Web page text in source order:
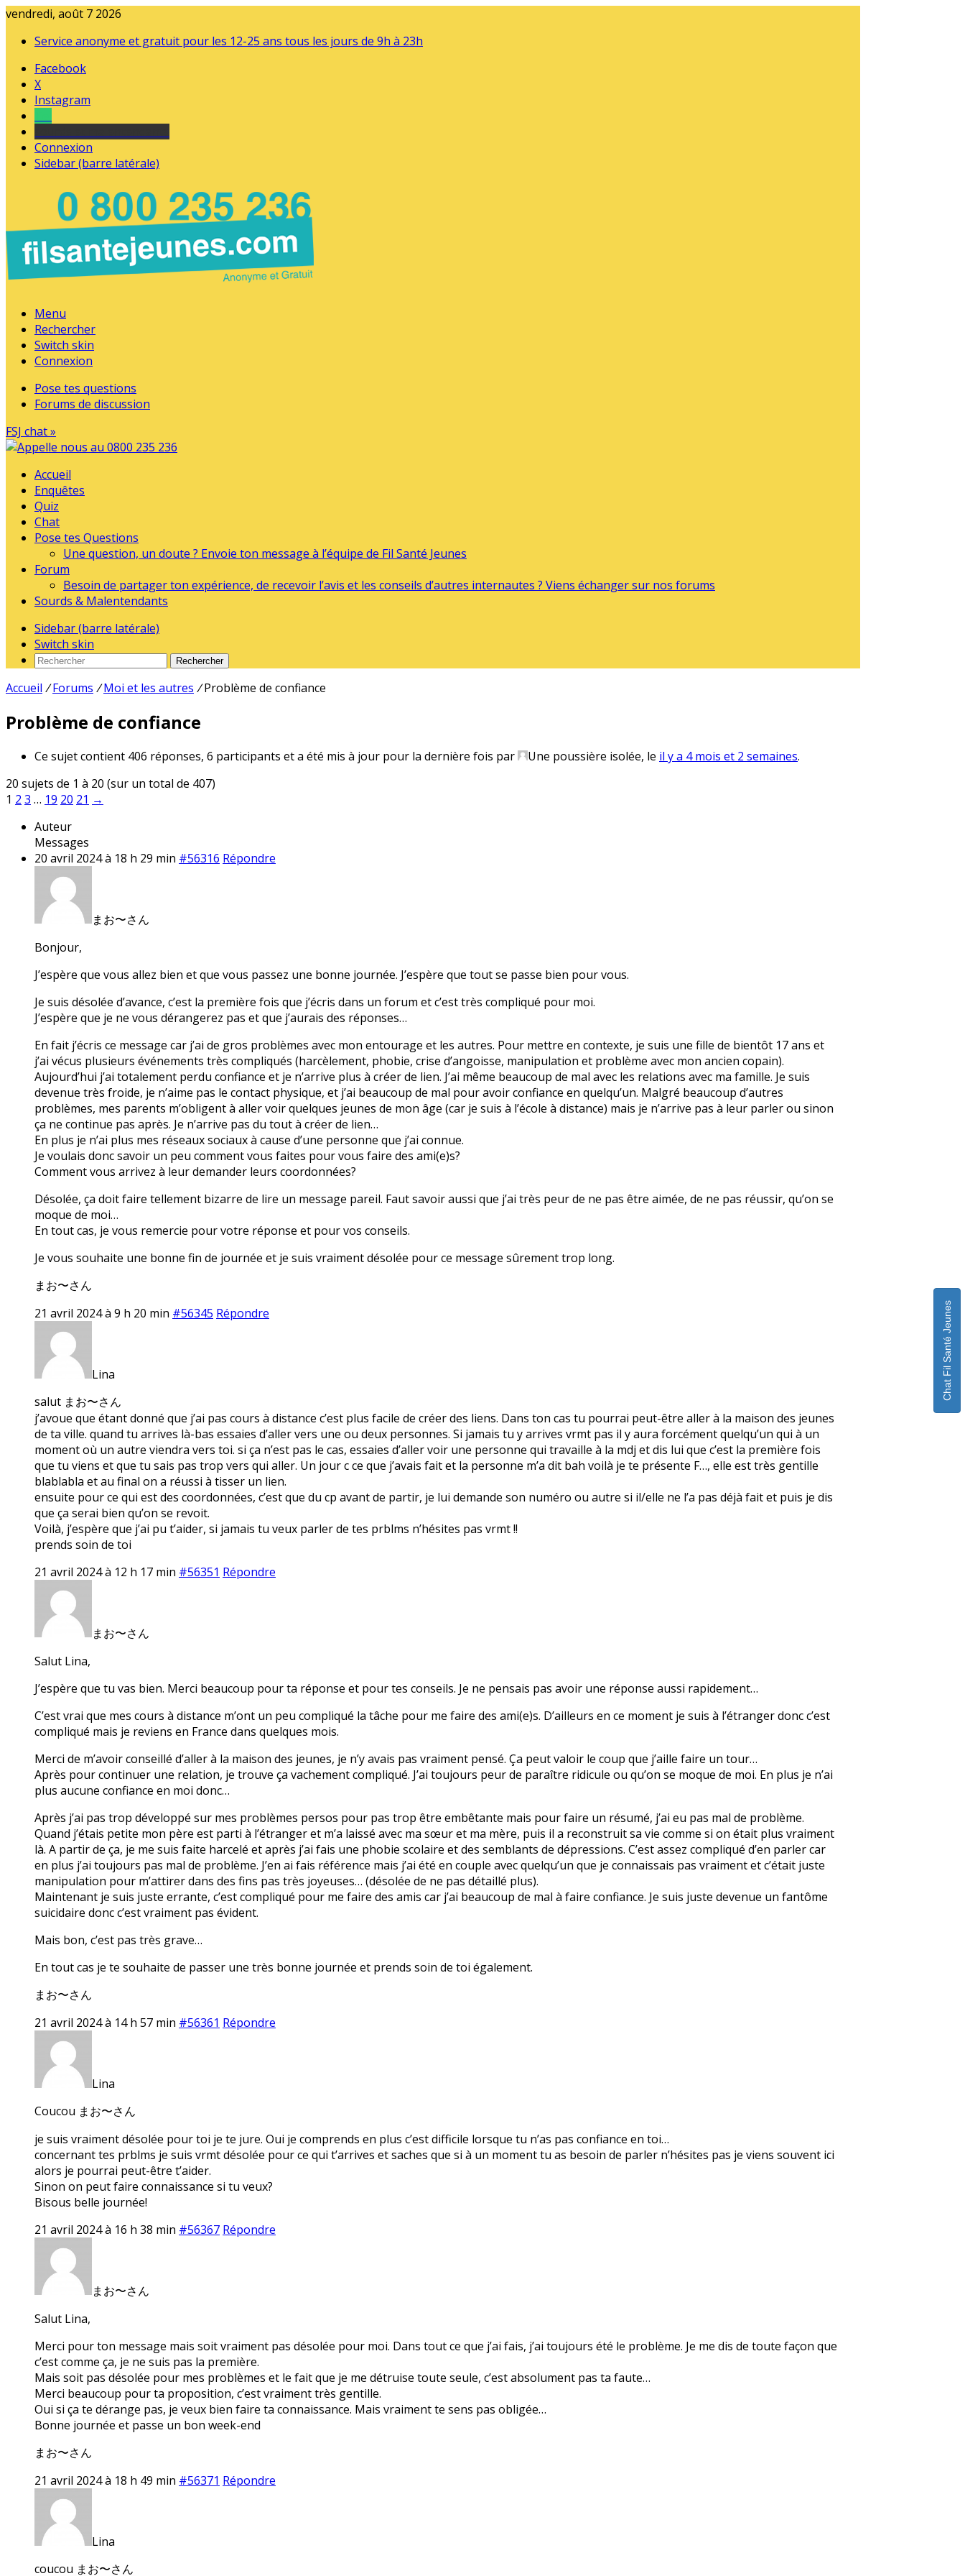
vendredi, août 7 2026
Service anonyme et gratuit pour les 12-25 ans tous les jours de 9h à 23h
Facebook
X
Instagram
Connexion
Sidebar (barre latérale)
Menu
Rechercher
Switch skin
Connexion
Pose tes questions
Forums de discussion
FSJ chat »
Accueil
Enquêtes
Quiz
Chat
Pose tes Questions
Une question, un doute ? Envoie ton message à l’équipe de Fil Santé Jeunes
Forum
Besoin de partager ton expérience, de recevoir l’avis et les conseils d’autres internautes ? Viens échanger sur nos forums
Sourds & Malentendants
Sidebar (barre latérale)
Switch skin
Rechercher
Accueil / Forums / Moi et les autres / Problème de confiance
Problème de confiance
Ce sujet contient 406 réponses, 6 participants et a été mis à jour pour la dernière fois par Une poussière isolée, le il y a 4 mois et 2 semaines.
20 sujets de 1 à 20 (sur un total de 407)
1 2 3 … 19 20 21 →
Auteur
Messages
20 avril 2024 à 18 h 29 min #56316 Répondre
まお〜さん
Bonjour,
J’espère que vous allez bien et que vous passez une bonne journée. J’espère que tout se passe bien pour vous.
Je suis désolée d’avance, c’est la première fois que j’écris dans un forum et c’est très compliqué pour moi.
J’espère que je ne vous dérangerez pas et que j’aurais des réponses…
En fait j’écris ce message car j’ai de gros problèmes avec mon entourage et les autres. Pour mettre en contexte, je suis une fille de bientôt 17 ans et
j’ai vécus plusieurs événements très compliqués (harcèlement, phobie, crise d’angoisse, manipulation et problème avec mon ancien copain).
Aujourd’hui j’ai totalement perdu confiance et je n’arrive plus à créer de lien. J’ai même beaucoup de mal avec les relations avec ma famille. Je suis
devenue très froide, je n’aime pas le contact physique, et j’ai beaucoup de mal pour avoir confiance en quelqu’un. Malgré beaucoup d’autres
problèmes, mes parents m’obligent à aller voir quelques jeunes de mon âge (car je suis à l’école à distance) mais je n’arrive pas à leur parler ou sinon
ça ne continue pas après. Je n’arrive pas du tout à créer de lien…
En plus je n’ai plus mes réseaux sociaux à cause d’une personne que j’ai connue.
Je voulais donc savoir un peu comment vous faites pour vous faire des ami(e)s?
Comment vous arrivez à leur demander leurs coordonnées?
Désolée, ça doit faire tellement bizarre de lire un message pareil. Faut savoir aussi que j’ai très peur de ne pas être aimée, de ne pas réussir, qu’on se
moque de moi…
En tout cas, je vous remercie pour votre réponse et pour vos conseils.
Je vous souhaite une bonne fin de journée et je suis vraiment désolée pour ce message sûrement trop long.
まお〜さん
21 avril 2024 à 9 h 20 min #56345 Répondre
Lina
salut まお〜さん
j’avoue que étant donné que j’ai pas cours à distance c’est plus facile de créer des liens. Dans ton cas tu pourrai peut-être aller à la maison des jeunes
de ta ville. quand tu arrives là-bas essaies d’aller vers une ou deux personnes. Si jamais tu y arrives vrmt pas il y aura forcément quelqu’un qui à un
moment où un autre viendra vers toi. si ça n’est pas le cas, essaies d’aller voir une personne qui travaille à la mdj et dis lui que c’est la première fois
que tu viens et que tu sais pas trop vers qui aller. Un jour c ce que j’avais fait et la personne m’a dit bah voilà je te présente F…, elle est très gentille
blablabla et au final on a réussi à tisser un lien.
ensuite pour ce qui est des coordonnées, c’est que du cp avant de partir, je lui demande son numéro ou autre si il/elle ne l’a pas déjà fait et puis je dis
que ça serai bien qu’on se revoit.
Voilà, j’espère que j’ai pu t’aider, si jamais tu veux parler de tes prblms n’hésites pas vrmt !!
prends soin de toi
21 avril 2024 à 12 h 17 min #56351 Répondre
まお〜さん
Salut Lina,
J’espère que tu vas bien. Merci beaucoup pour ta réponse et pour tes conseils. Je ne pensais pas avoir une réponse aussi rapidement…
C’est vrai que mes cours à distance m’ont un peu compliqué la tâche pour me faire des ami(e)s. D’ailleurs en ce moment je suis à l’étranger donc c’est
compliqué mais je reviens en France dans quelques mois.
Merci de m’avoir conseillé d’aller à la maison des jeunes, je n’y avais pas vraiment pensé. Ça peut valoir le coup que j’aille faire un tour…
Après pour continuer une relation, je trouve ça vachement compliqué. J’ai toujours peur de paraître ridicule ou qu’on se moque de moi. En plus je n’ai
plus aucune confiance en moi donc…
Après j’ai pas trop développé sur mes problèmes persos pour pas trop être embêtante mais pour faire un résumé, j’ai eu pas mal de problème.
Quand j’étais petite mon père est parti à l’étranger et m’a laissé avec ma sœur et ma mère, puis il a reconstruit sa vie comme si on était plus vraiment
là. A partir de ça, je me suis faite harcelé et après j’ai fais une phobie scolaire et des semblants de dépressions. C’est assez compliqué d’en parler car
en plus j’ai toujours pas mal de problème. J’en ai fais référence mais j’ai été en couple avec quelqu’un que je connaissais pas vraiment et c’était juste
manipulation pour m’attirer dans des fins pas très joyeuses… (désolée de ne pas détaillé plus).
Maintenant je suis juste errante, c’est compliqué pour me faire des amis car j’ai beaucoup de mal à faire confiance. Je suis juste devenue un fantôme
suicidaire donc c’est vraiment pas évident.
Mais bon, c’est pas très grave…
En tout cas je te souhaite de passer une très bonne journée et prends soin de toi également.
まお〜さん
21 avril 2024 à 14 h 57 min #56361 Répondre
Lina
Coucou まお〜さん
je suis vraiment désolée pour toi je te jure. Oui je comprends en plus c’est difficile lorsque tu n’as pas confiance en toi…
concernant tes prblms je suis vrmt désolée pour ce qui t’arrives et saches que si à un moment tu as besoin de parler n’hésites pas je viens souvent ici
alors je pourrai peut-être t’aider.
Sinon on peut faire connaissance si tu veux?
Bisous belle journée!
21 avril 2024 à 16 h 38 min #56367 Répondre
まお〜さん
Salut Lina,
Merci pour ton message mais soit vraiment pas désolée pour moi. Dans tout ce que j’ai fais, j’ai toujours été le problème. Je me dis de toute façon que
c’est comme ça, je ne suis pas la première.
Mais soit pas désolée pour mes problèmes et le fait que je me détruise toute seule, c’est absolument pas ta faute…
Merci beaucoup pour ta proposition, c’est vraiment très gentille.
Oui si ça te dérange pas, je veux bien faire ta connaissance. Mais vraiment te sens pas obligée…
Bonne journée et passe un bon week-end
まお〜さん
21 avril 2024 à 18 h 49 min #56371 Répondre
Lina
coucou まお〜さん
Chat Fil Santé Jeunes